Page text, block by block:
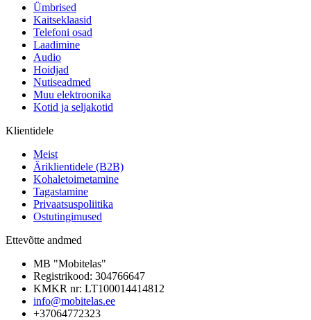
Ümbrised
Kaitseklaasid
Telefoni osad
Laadimine
Audio
Hoidjad
Nutiseadmed
Muu elektroonika
Kotid ja seljakotid
Klientidele
Meist
Äriklientidele (B2B)
Kohaletoimetamine
Tagastamine
Privaatsuspoliitika
Ostutingimused
Ettevõtte andmed
MB "Mobitelas"
Registrikood: 304766647
KMKR nr: LT100014414812
info@mobitelas.ee
+37064772323